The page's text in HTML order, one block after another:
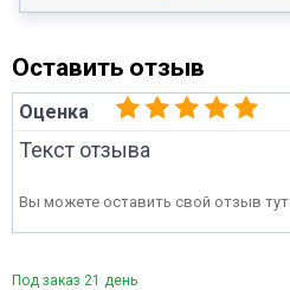
Оставить отзыв
Оценка
Текст отзыва
Вы можете оставить свой отзыв тут
Под заказ 21 день